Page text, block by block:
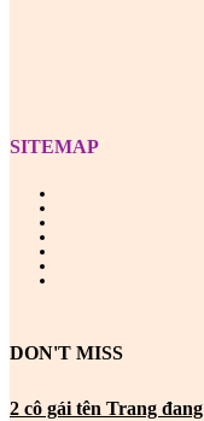
SITEMAP
DON'T MISS
2 cô gái tên Trang